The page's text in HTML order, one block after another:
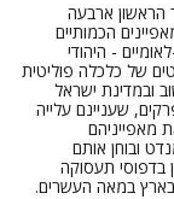
ארבעה
הכמותיים
- היהודי
של כלכלה פוליטית
ובמדינת ישראל
שעניינם עלייה
מאפייניהם
ובוחן אותם
בדפוסי תעסוקה
במאה העשרים.